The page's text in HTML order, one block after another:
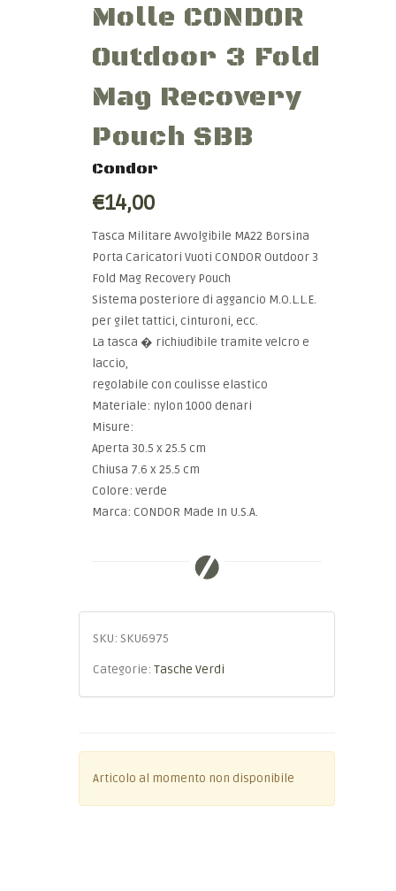
Molle CONDOR
Outdoor 3 Fold
Mag Recovery
Pouch SBB
Condor
€14,00
Tasca Militare Avvolgibile MA22 Borsina
Porta Caricatori Vuoti CONDOR Outdoor 3
Fold Mag Recovery Pouch
Sistema posteriore di aggancio M.O.L.L.E.
per gilet tattici, cinturoni, ecc.
La tasca � richiudibile tramite velcro e
laccio,
regolabile con coulisse elastico
Materiale: nylon 1000 denari
Misure:
Aperta 30.5 x 25.5 cm
Chiusa 7.6 x 25.5 cm
Colore: verde
Marca: CONDOR Made In U.S.A.
SKU: SKU6975
Categorie: Tasche Verdi
Articolo al momento non disponibile